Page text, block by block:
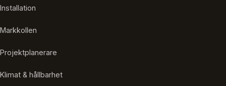
Installation
Markkollen
Projektplanerare
Klimat & hållbarhet